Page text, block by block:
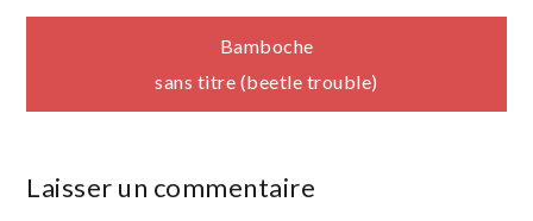
Navigation
de
l’article
Bamboche
sans titre (beetle trouble)
Laisser un commentaire